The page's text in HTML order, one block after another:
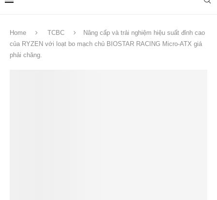
Home TCBC
Nâng cấp và trải nghiệm hiệu suất đỉnh cao
của RYZEN với loạt bo mạch chủ BIOSTAR RACING Micro-ATX giá
phải chăng.